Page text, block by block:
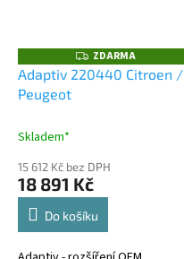
Z
D
A
ZDARMA
Adaptiv 220440 Citroen /
Peugeot
Skladem*
15 612 Kč bez DPH
18 891 Kč
Do košíku